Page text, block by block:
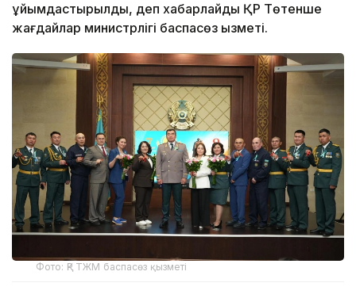
ұйымдастырылды, деп хабарлайды ҚР Төтенше
жағдайлар министрлігі баспасөз қызметі.
Фото: ҚР ТЖМ баспасөз қызметі